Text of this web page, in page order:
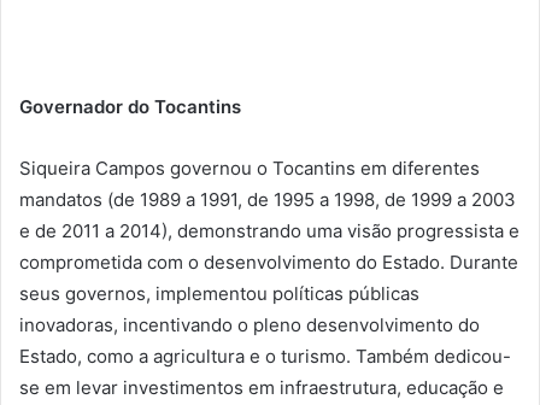
Governador do Tocantins
Siqueira Campos governou o Tocantins em diferentes
mandatos (de 1989 a 1991, de 1995 a 1998, de 1999 a 2003
e de 2011 a 2014), demonstrando uma visão progressista e
comprometida com o desenvolvimento do Estado. Durante
seus governos, implementou políticas públicas
inovadoras, incentivando o pleno desenvolvimento do
Estado, como a agricultura e o turismo. Também dedicou-
se em levar investimentos em infraestrutura, educação e